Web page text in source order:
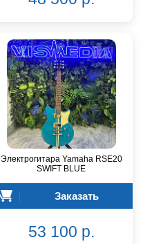
Электрогитара Yamaha RSE20
SWIFT BLUE
Заказать
53 100 р.